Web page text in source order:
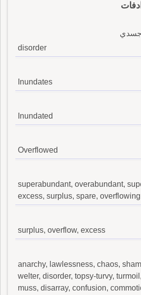
جسدي
disorder
Inundates
Inundated
Overflowed
superabundant, overabundant,
excess, surplus, spare, overflowing
surplus, overflow, excess
anarchy, lawlessness, chaos,
welter, disorder, topsy-turvy,
muss, disarray, confusion,